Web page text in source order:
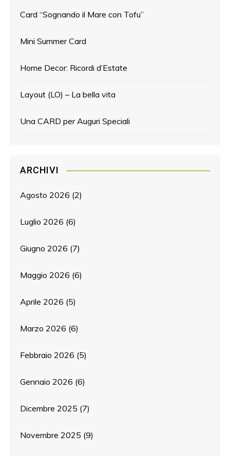
Card “Sognando il Mare con Tofu”
Mini Summer Card
Home Decor: Ricordi d’Estate
Layout (LO) – La bella vita
Una CARD per Auguri Speciali
ARCHIVI
Agosto 2026 (2)
Luglio 2026 (6)
Giugno 2026 (7)
Maggio 2026 (6)
Aprile 2026 (5)
Marzo 2026 (6)
Febbraio 2026 (5)
Gennaio 2026 (6)
Dicembre 2025 (7)
Novembre 2025 (9)